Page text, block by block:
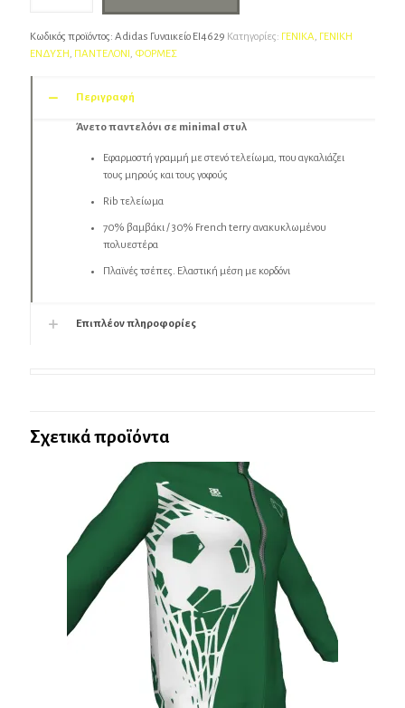
Κωδικός προϊόντος: Adidas Γυναικείο EI4629 Κατηγορίες: ΓΕΝΙΚΑ, ΓΕΝΙΚΗ
ΕΝΔΥΣΗ, ΠΑΝΤΕΛΟΝΙ, ΦΟΡΜΕΣ
Περιγραφή
Άνετο παντελόνι σε minimal στυλ
Εφαρμοστή γραμμή με στενό τελείωμα, που αγκαλιάζει
τους μηρούς και τους γοφούς
Rib τελείωμα
70% βαμβάκι / 30% French terry ανακυκλωμένου
πολυεστέρα
Πλαϊνές τσέπες. Ελαστική μέση με κορδόνι
Επιπλέον πληροφορίες
Σχετικά προϊόντα